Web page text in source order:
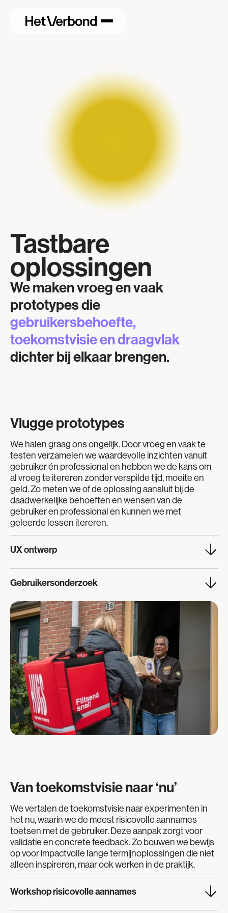
Tastbare
oplossingen
We maken vroeg en vaak
prototypes die
gebruikersbehoefte,
toekomstvisie en draagvlak
dichter bij elkaar brengen.
Vlugge prototypes
We halen graag ons ongelijk. Door vroeg en vaak te
testen verzamelen we waardevolle inzichten vanuit
gebruiker én professional en hebben we de kans om
al vroeg te itereren zonder verspilde tijd, moeite en
geld. Zo meten we of de oplossing aansluit bij de
daadwerkelijke behoeften en wensen van de
gebruiker en professional en kunnen we met
geleerde lessen itereren.
UX ontwerp
gebruikersonderzoek om functionele en intuïtieve
prototypes te maken, die getest en verfijnd worden op
basis van feedback. Dit zorgt ervoor dat de oplossingen
effectief in de praktijk functioneren en niet alleen
esthetisch aantrekkelijk zijn.
Gebruikersonderzoek
We doen gebruikersonderzoek op een praktische
manier. We gaan in gesprek, luisteren en observeren
gedrag in actieve sessies. Zo krijgen we een goed beeld
van hun wensen en waar ze tegenaan lopen. Waar nodig
werken we met digitale of fysieke tools en publieke data
om een breder beeld te krijgen. Deze inzichten helpen
ons handelingsperspectief te ontwerpen dat echt werkt
voor de doelgroep.
Van toekomstvisie naar ‘nu’
We vertalen de toekomstvisie naar experimenten in
het nu, waarin we de meest risicovolle aannames
toetsen met de gebruiker. Deze aanpak zorgt voor
validatie en concrete feedback. Zo bouwen we bewijs
op voor impactvolle lange termijnoplossingen die niet
alleen inspireren, maar ook werken in de praktijk.
Workshop risicovolle aannames